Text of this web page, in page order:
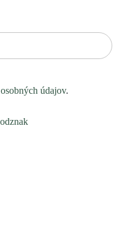
osobných údajov.